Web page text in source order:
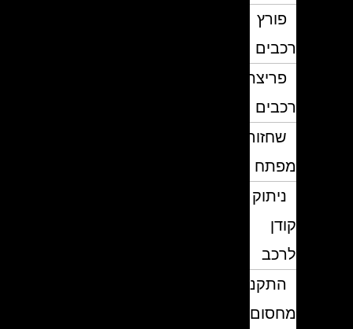
פורץ
רכבים
פריצת
רכבים
שחזור
מפתח
ניתוק
לרכב
התקנת
מחסום